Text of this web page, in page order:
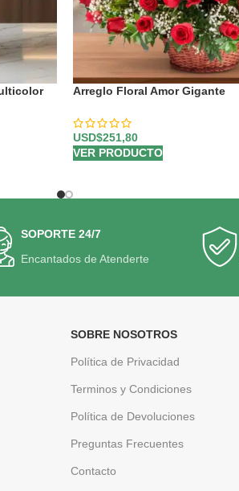
Arreglo Floral Amor Gigante
USD$251,80
VER PRODUCTO
SOPORTE 24/7
Encantados de Atenderte
SOBRE NOSOTROS
Política de Privacidad
Terminos y Condiciones
Política de Devoluciones
Preguntas Frecuentes
Contacto